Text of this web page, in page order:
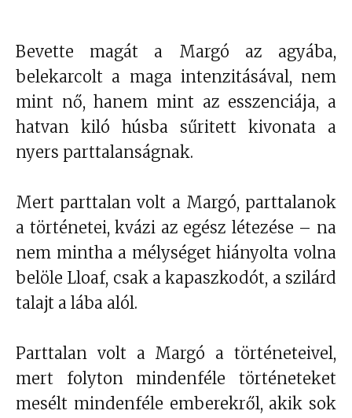
Bevette magát a Margó az agyába,
belekarcolt a maga intenzitásával, nem
mint nő, hanem mint az esszenciája, a
hatvan kiló húsba sűritett kivonata a
nyers parttalanságnak.
Mert parttalan volt a Margó, parttalanok
a történetei, kvázi az egész létezése – na
nem mintha a mélységet hiányolta volna
belöle Lloaf, csak a kapaszkodót, a szilárd
talajt a lába alól.
Parttalan volt a Margó a történeteivel,
mert folyton mindenféle történeteket
mesélt mindenféle emberekről, akik sok